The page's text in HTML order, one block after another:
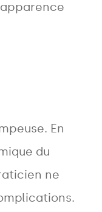
En
du
ne